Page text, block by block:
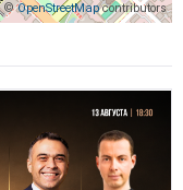
©OpenStreetMapcontributors